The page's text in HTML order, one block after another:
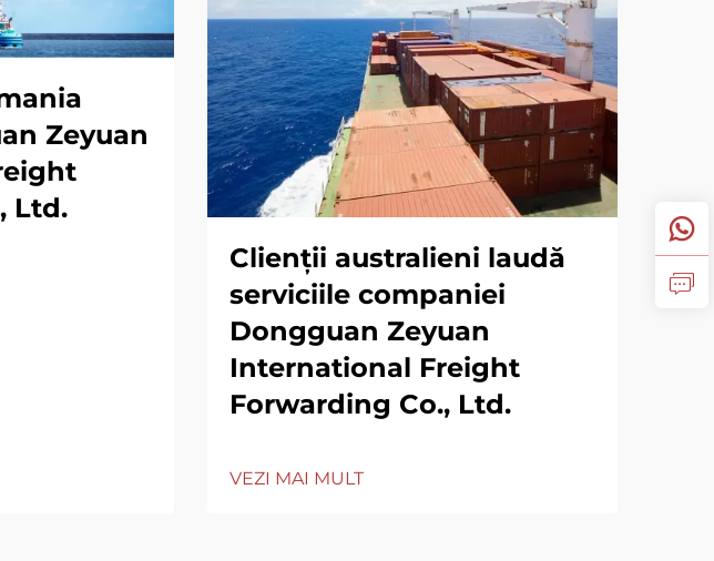
Zeyuan
Ltd.
Clienții australieni laudă
serviciile companiei
Dongguan Zeyuan
International Freight
Forwarding Co., Ltd.
VEZI MAI MULT